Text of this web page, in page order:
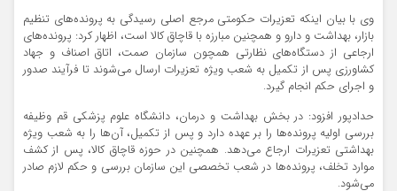
وی با بیان اینکه تعزیرات حکومتی مرجع اصلی رسیدگی به پرونده‌های تنظیم
بازار، بهداشت و دارو و همچنین مبارزه با قاچاق کالا است، اظهار کرد: پرونده‌های
ارجاعی از دستگاه‌های نظارتی همچون سازمان صمت، اتاق اصناف و جهاد
کشاورزی پس از تکمیل به شعب ویژه تعزیرات ارسال می‌شوند تا فرآیند صدور
و اجرای حکم انجام گیرد.
حدادپور افزود: در بخش بهداشت و درمان، دانشگاه علوم پزشکی قم وظیفه
بررسی اولیه پرونده‌ها را بر عهده دارد و پس از تکمیل، آن‌ها را به شعب ویژه
بهداشتی تعزیرات ارجاع می‌دهد. همچنین در حوزه قاچاق کالا، پس از کشف
موارد تخلف، پرونده‌ها در شعب تخصصی این سازمان بررسی و حکم لازم صادر
می‌شود.